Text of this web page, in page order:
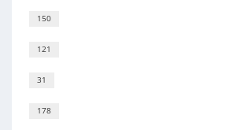
150
121
31
178